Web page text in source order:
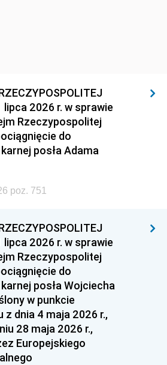
lipca 2026 r. w sprawie
Rzeczypospolitej
do
posła Adama
poz. 751
lipca 2026 r. w sprawie
Rzeczypospolitej
do
posła Wojciecha
w punkcie
dnia 4 maja 2026 r.,
28 maja 2026 r.,
Europejskiego